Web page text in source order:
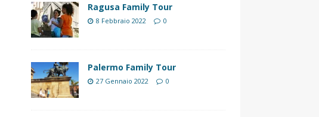
Ragusa Family Tour
8 Febbraio 2022 0
Palermo Family Tour
27 Gennaio 2022 0